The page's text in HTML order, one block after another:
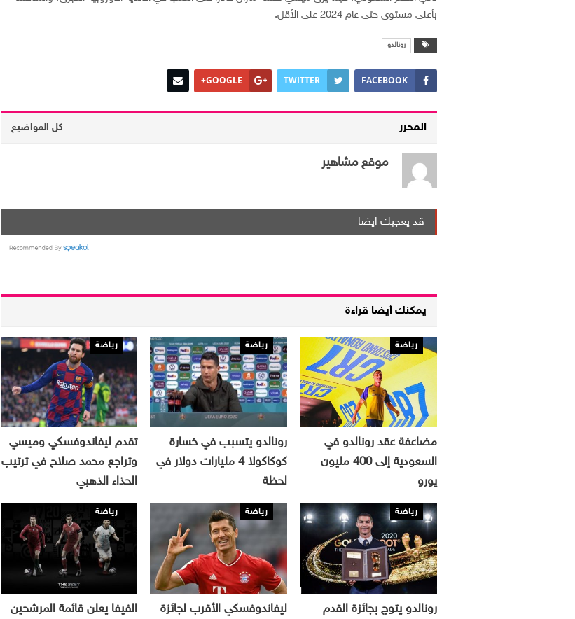
بأعلى مستوى حتى عام 2024 على الأقل.
رونالدو
FACEBOOK
TWITTER
GOOGLE+
المحرر كل المواضيع
موقع مشاهير
قد يعجبك ايضا
يمكنك أيضا قراءة
رياضة
مضاعفة عقد رونالدو في
السعودية إلى 400 مليون
يورو
رياضة
رونالدو يتسبب في خسارة
كوكاكولا 4 مليارات دولار في
لحظة
رياضة
تقدم ليفاندوفسكي وميسي
وتراجع محمد صلاح في ترتيب
الحذاء الذهبي
رياضة
رونالدو يتوج بجائزة القدم
رياضة
ليفاندوفسكي الأقرب لجائزة
رياضة
الفيفا يعلن قائمة المرشحين